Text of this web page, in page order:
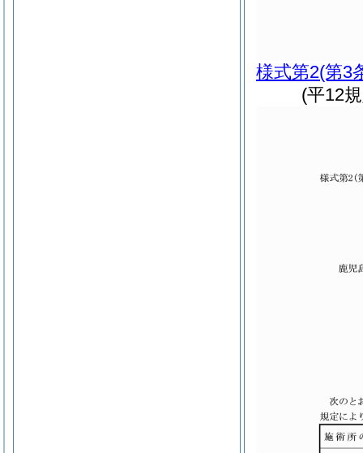
様式第2(第3
(平12